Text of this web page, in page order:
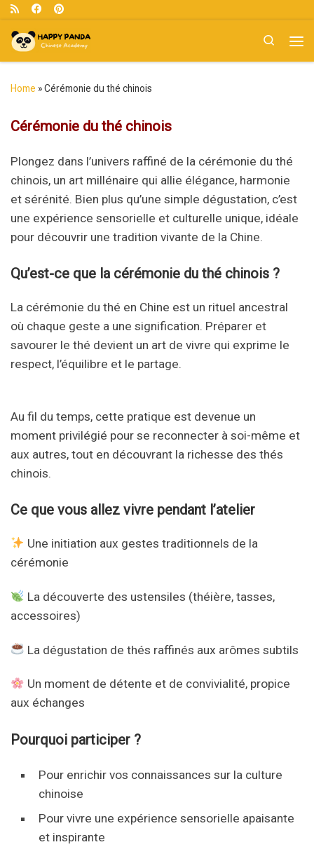
Search
Home »Cérémonie du thé chinois
Cérémonie du thé chinois
Plongez dans l’univers raffiné de la cérémonie du thé
chinois, un art millénaire qui allie élégance, harmonie
et sérénité. Bien plus qu’une simple dégustation, c’est
une expérience sensorielle et culturelle unique, idéale
pour découvrir une tradition vivante de la Chine.
Qu’est-ce que la cérémonie du thé chinois ?
La cérémonie du thé en Chine est un rituel ancestral
où chaque geste a une signification. Préparer et
savourer le thé devient un art de vivre qui exprime le
respect, l’équilibre et le partage.
Au fil du temps, cette pratique est devenue un
moment privilégié pour se reconnecter à soi-même et
aux autres, tout en découvrant la richesse des thés
chinois.
Ce que vous allez vivre pendant l’atelier
Une initiation aux gestes traditionnels de la
cérémonie
La découverte des ustensiles (théière, tasses,
accessoires)
La dégustation de thés raffinés aux arômes subtils
Un moment de détente et de convivialité, propice
aux échanges
Pourquoi participer ?
Pour enrichir vos connaissances sur la culture
chinoise
Pour vivre une expérience sensorielle apaisante
et inspirante